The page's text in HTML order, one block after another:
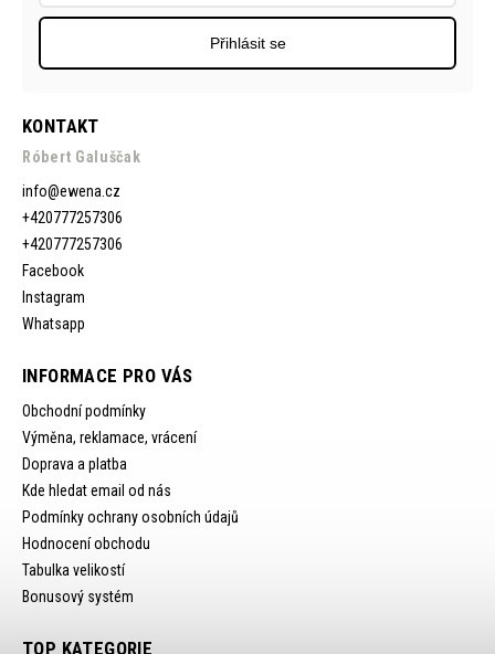
KONTAKT
Róbert Galuščak
info@ewena.cz
+420777257306
+420777257306
Facebook
Instagram
Whatsapp
INFORMACE PRO VÁS
Obchodní podmínky
Výměna, reklamace, vrácení
Doprava a platba
Kde hledat email od nás
Podmínky ochrany osobních údajů
Hodnocení obchodu
Tabulka velikostí
Bonusový systém
Přihlásit se
TOP KATEGORIE